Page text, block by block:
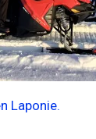
Laponie.